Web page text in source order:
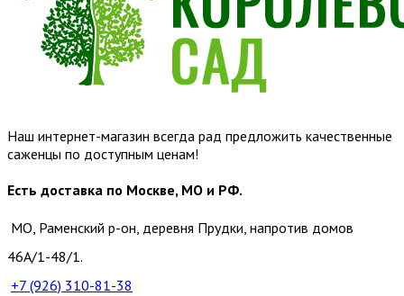
Наш интернет-магазин всегда рад предложить качественные
саженцы по доступным ценам!
Есть доставка по Москве, МО и РФ.
МО, Раменский р-он, деревня Прудки, напротив домов
46А/1-48/1.
+7 (926) 310-81-38